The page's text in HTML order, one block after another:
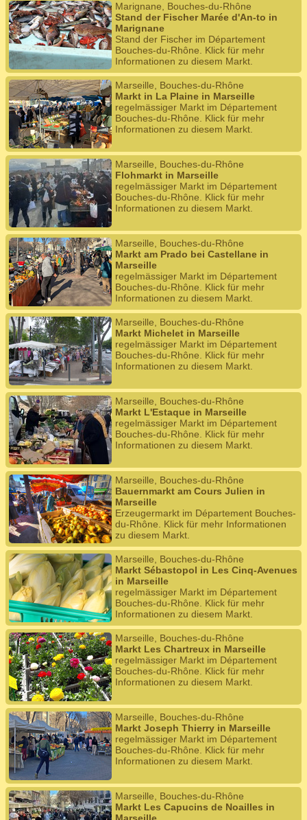
Marignane, Bouches-du-Rhône
Stand der Fischer Marée d'An-to in
Marignane
Stand der Fischer im Département
Bouches-du-Rhône. Klick für mehr
Informationen zu diesem Markt.
Marseille, Bouches-du-Rhône
Markt in La Plaine in Marseille
regelmässiger Markt im Département
Bouches-du-Rhône. Klick für mehr
Informationen zu diesem Markt.
Marseille, Bouches-du-Rhône
Flohmarkt in Marseille
regelmässiger Markt im Département
Bouches-du-Rhône. Klick für mehr
Informationen zu diesem Markt.
Marseille, Bouches-du-Rhône
Markt am Prado bei Castellane in
Marseille
regelmässiger Markt im Département
Bouches-du-Rhône. Klick für mehr
Informationen zu diesem Markt.
Marseille, Bouches-du-Rhône
Markt Michelet in Marseille
regelmässiger Markt im Département
Bouches-du-Rhône. Klick für mehr
Informationen zu diesem Markt.
Marseille, Bouches-du-Rhône
Markt L'Estaque in Marseille
regelmässiger Markt im Département
Bouches-du-Rhône. Klick für mehr
Informationen zu diesem Markt.
Marseille, Bouches-du-Rhône
Bauernmarkt am Cours Julien in
Marseille
Erzeugermarkt im Département Bouches-
du-Rhône. Klick für mehr Informationen
zu diesem Markt.
Marseille, Bouches-du-Rhône
Markt Sébastopol in Les Cinq-Avenues
in Marseille
regelmässiger Markt im Département
Bouches-du-Rhône. Klick für mehr
Informationen zu diesem Markt.
Marseille, Bouches-du-Rhône
Markt Les Chartreux in Marseille
regelmässiger Markt im Département
Bouches-du-Rhône. Klick für mehr
Informationen zu diesem Markt.
Marseille, Bouches-du-Rhône
Markt Joseph Thierry in Marseille
regelmässiger Markt im Département
Bouches-du-Rhône. Klick für mehr
Informationen zu diesem Markt.
Marseille, Bouches-du-Rhône
Markt Les Capucins de Noailles in